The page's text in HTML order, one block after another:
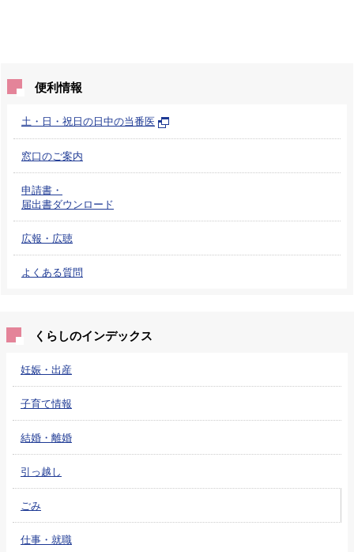
便利情報
土・日・祝日の日中の当番医
窓口のご案内
申請書・
届出書ダウンロード
広報・広聴
よくある質問
くらしのインデックス
妊娠・出産
子育て情報
結婚・離婚
引っ越し
ごみ
仕事・就職